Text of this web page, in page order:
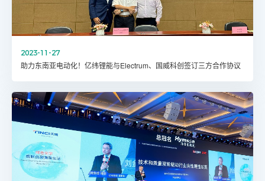
2023-11-27
助力东南亚电动化！亿纬锂能与Electrum、国威科创签订三方合作协议